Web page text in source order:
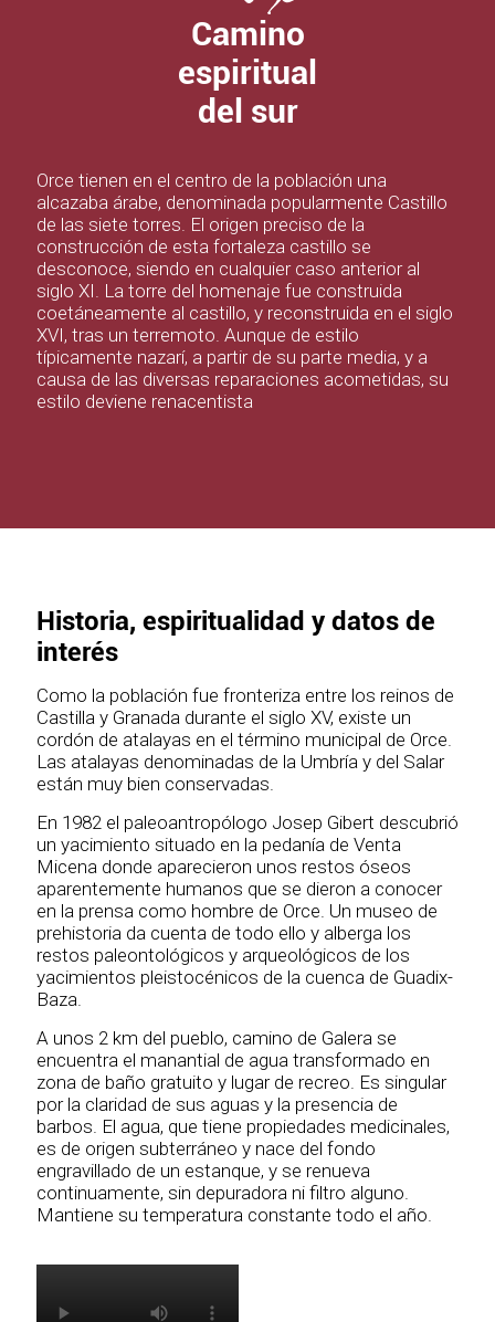
Camino
espiritual
del sur
Orce tienen en el centro de la población una
alcazaba árabe, denominada popularmente Castillo
de las siete torres. El origen preciso de la
construcción de esta fortaleza castillo se
desconoce, siendo en cualquier caso anterior al
siglo XI. La torre del homenaje fue construida
coetáneamente al castillo, y reconstruida en el siglo
XVI, tras un terremoto. Aunque de estilo
típicamente nazarí, a partir de su parte media, y a
causa de las diversas reparaciones acometidas, su
estilo deviene renacentista
Historia, espiritualidad y datos de
interés
Como la población fue fronteriza entre los reinos de
Castilla y Granada durante el siglo XV, existe un
cordón de atalayas en el término municipal de Orce.
Las atalayas denominadas de la Umbría y del Salar
están muy bien conservadas.
En 1982 el paleoantropólogo Josep Gibert descubrió
un yacimiento situado en la pedanía de Venta
Micena donde aparecieron unos restos óseos
aparentemente humanos que se dieron a conocer
en la prensa como hombre de Orce. Un museo de
prehistoria da cuenta de todo ello y alberga los
restos paleontológicos y arqueológicos de los
yacimientos pleistocénicos de la cuenca de Guadix-
Baza.
A unos 2 km del pueblo, camino de Galera se
encuentra el manantial de agua transformado en
zona de baño gratuito y lugar de recreo. Es singular
por la claridad de sus aguas y la presencia de
barbos. El agua, que tiene propiedades medicinales,
es de origen subterráneo y nace del fondo
engravillado de un estanque, y se renueva
continuamente, sin depuradora ni filtro alguno.
Mantiene su temperatura constante todo el año.